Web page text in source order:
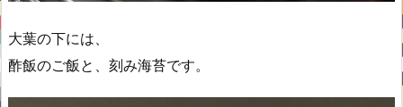
大葉の下には、
酢飯のご飯と、刻み海苔です。